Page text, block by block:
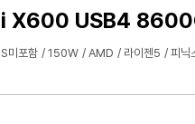
X600 USB4
미포함 150W AMD 라이젠5 피닉